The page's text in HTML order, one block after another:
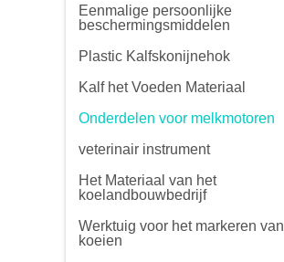
Eenmalige persoonlijke
beschermingsmiddelen
Plastic Kalfskonijnehok
Kalf het Voeden Materiaal
Onderdelen voor melkmotoren
veterinair instrument
Het Materiaal van het
koelandbouwbedrijf
Werktuig voor het markeren van
koeien